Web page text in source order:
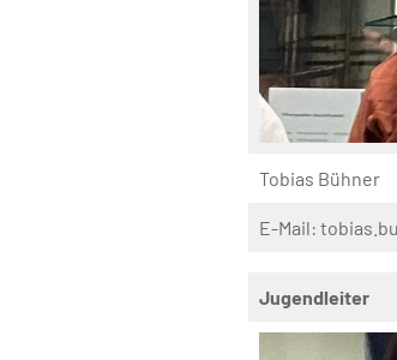
Tobias Bühner
E-Mail:
Jugendleiter